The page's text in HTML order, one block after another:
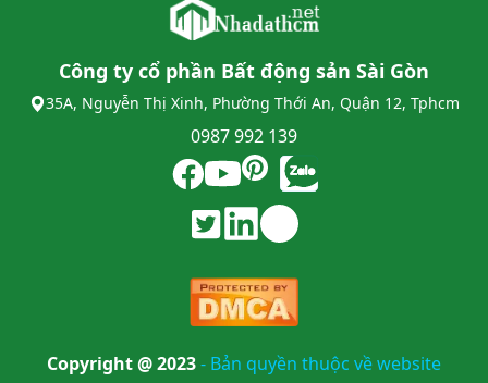
Công ty cổ phần Bất động sản Sài Gòn
35A, Nguyễn Thị Xinh, Phường Thới An, Quận 12, Tphcm
0987 992 139
Copyright @ 2023- Bản quyền thuộc về website